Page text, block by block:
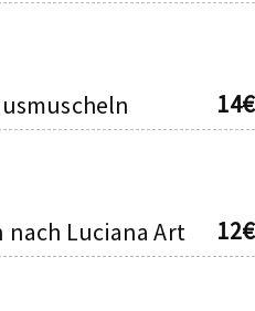
14€
nach Luciana Art 12€